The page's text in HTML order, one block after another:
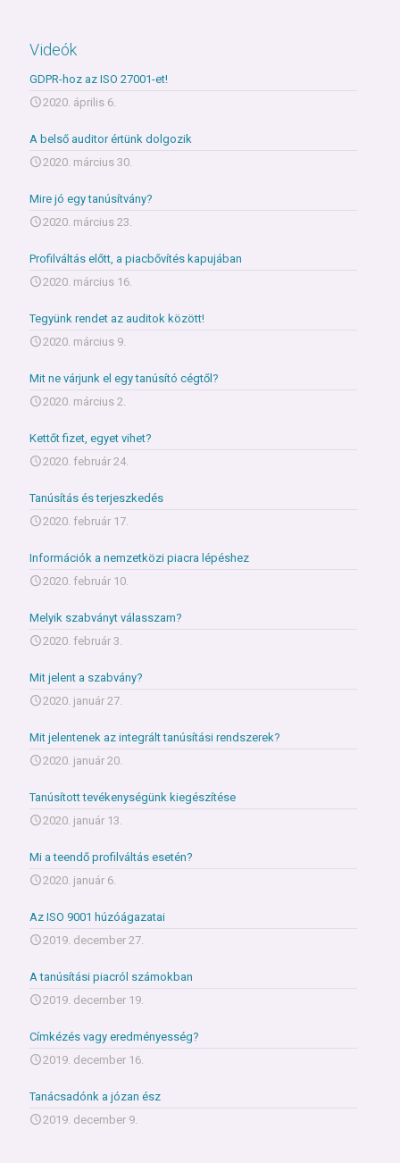
Videók
GDPR-hoz az ISO 27001-et!
2020. április 6.
A belső auditor értünk dolgozik
2020. március 30.
Mire jó egy tanúsítvány?
2020. március 23.
Profilváltás előtt, a piacbővítés kapujában
2020. március 16.
Tegyünk rendet az auditok között!
2020. március 9.
Mit ne várjunk el egy tanúsító cégtől?
2020. március 2.
Kettőt fizet, egyet vihet?
2020. február 24.
Tanúsítás és terjeszkedés
2020. február 17.
Információk a nemzetközi piacra lépéshez
2020. február 10.
Melyik szabványt válasszam?
2020. február 3.
Mit jelent a szabvány?
2020. január 27.
Mit jelentenek az integrált tanúsítási rendszerek?
2020. január 20.
Tanúsított tevékenységünk kiegészítése
2020. január 13.
Mi a teendő profilváltás esetén?
2020. január 6.
Az ISO 9001 húzóágazatai
2019. december 27.
A tanúsítási piacról számokban
2019. december 19.
Címkézés vagy eredményesség?
2019. december 16.
Tanácsadónk a józan ész
2019. december 9.